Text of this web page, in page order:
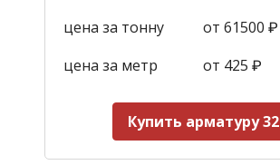
цена за тонну
от 61500 ₽
цена за метр
от 425 ₽
Купить арматуру 32